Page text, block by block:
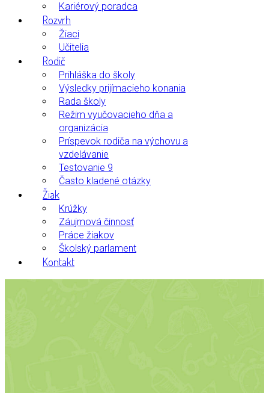
Kariérový poradca
Rozvrh
Žiaci
Učitelia
Rodič
Prihláška do školy
Výsledky prijímacieho konania
Rada školy
Režim vyučovacieho dňa a
organizácia
Príspevok rodiča na výchovu a
vzdelávanie
Testovanie 9
Často kladené otázky
Žiak
Krúžky
Záujmová činnosť
Práce žiakov
Školský parlament
Kontakt